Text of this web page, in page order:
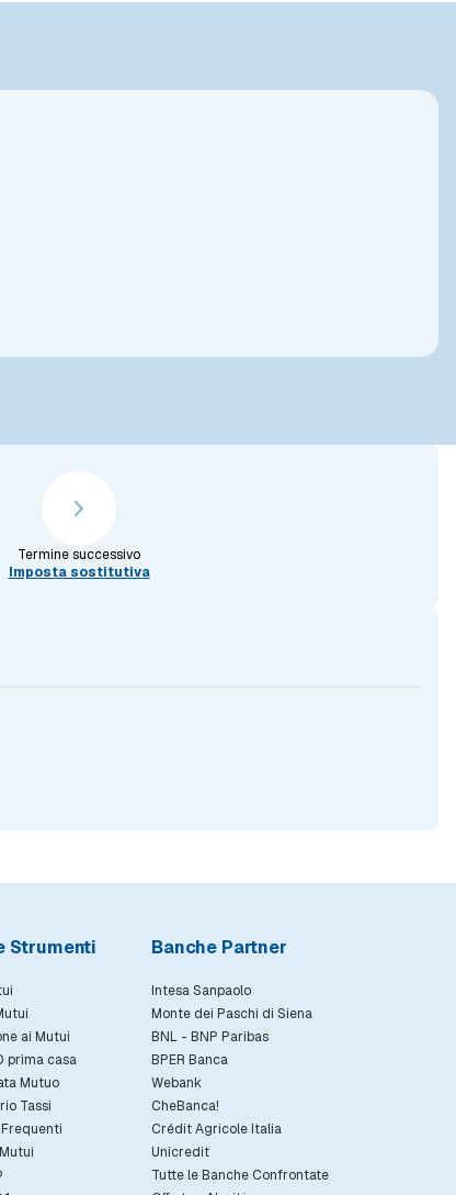
Termine successivo
Imposta sostitutiva
Strumenti
ai Mutui
prima casa
Mutuo
Tassi
Banche Partner
Intesa Sanpaolo
Monte dei Paschi di Siena
BNL - BNP Paribas
BPER Banca
Webank
CheBanca!
Crédit Agricole Italia
Unicredit
Tutte le Banche Confrontate